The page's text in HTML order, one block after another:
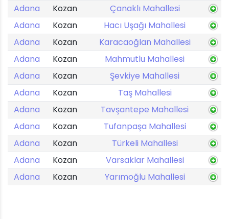
Adana
Kozan
Çanaklı Mahallesi
Adana
Kozan
Hacı Uşağı Mahallesi
Adana
Kozan
Karacaoğlan Mahallesi
Adana
Kozan
Mahmutlu Mahallesi
Adana
Kozan
Şevkiye Mahallesi
Adana
Kozan
Taş Mahallesi
Adana
Kozan
Tavşantepe Mahallesi
Adana
Kozan
Tufanpaşa Mahallesi
Adana
Kozan
Türkeli Mahallesi
Adana
Kozan
Varsaklar Mahallesi
Adana
Kozan Yarımoğlu Mahallesi